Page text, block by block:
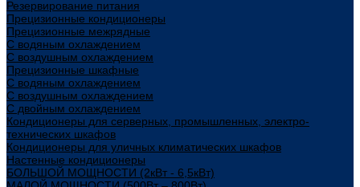
Резервирование питания
Прецизионные кондиционеры
Прецизионные межрядные
С водяным охлаждением
С воздушным охлаждением
Прецизионные шкафные
С водяным охлаждением
С воздушным охлаждением
С двойным охлаждением
Кондиционеры для серверных, промышленных, электро-
технических шкафов
Кондиционеры для уличных климатических шкафов
Настенные кондиционеры
БОЛЬШОЙ МОЩНОСТИ (2кВт - 6,5кВт)